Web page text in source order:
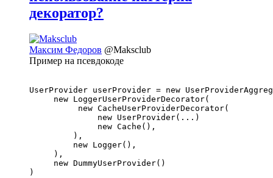
декоратор?
Максим Федоров @Maksclub
Пример на псевдокоде
UserProvider userProvider = new
     new LoggerUserProviderDecorator(
          new CacheUserProviderDecorator(
              new UserProvider(...)
              new Cache(),
         ),
         new Logger(),
     ),
     new DummyUserProvider()
)